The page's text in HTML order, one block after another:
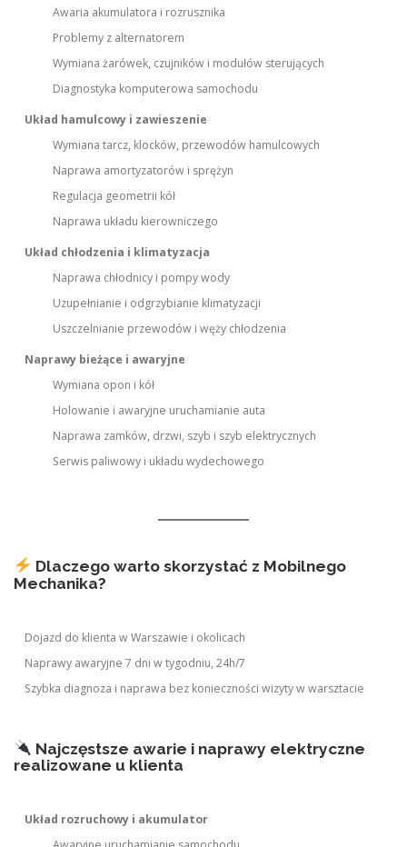
Awaria akumulatora i rozrusznika
Problemy z alternatorem
Wymiana żarówek, czujników i modułów sterujących
Diagnostyka komputerowa samochodu
Układ hamulcowy i zawieszenie
Wymiana tarcz, klocków, przewodów hamulcowych
Naprawa amortyzatorów i sprężyn
Regulacja geometrii kół
Naprawa układu kierowniczego
Układ chłodzenia i klimatyzacja
Naprawa chłodnicy i pompy wody
Uzupełnianie i odgrzybianie klimatyzacji
Uszczelnianie przewodów i węży chłodzenia
Naprawy bieżące i awaryjne
Wymiana opon i kół
Holowanie i awaryjne uruchamianie auta
Naprawa zamków, drzwi, szyb i szyb elektrycznych
Serwis paliwowy i układu wydechowego
Dlaczego warto skorzystać z Mobilnego
Mechanika?
Dojazd do klienta w Warszawie i okolicach
Naprawy awaryjne 7 dni w tygodniu, 24h/7
Szybka diagnoza i naprawa bez konieczności wizyty w warsztacie
Najczęstsze awarie i naprawy elektryczne
realizowane u klienta
Układ rozruchowy i akumulator